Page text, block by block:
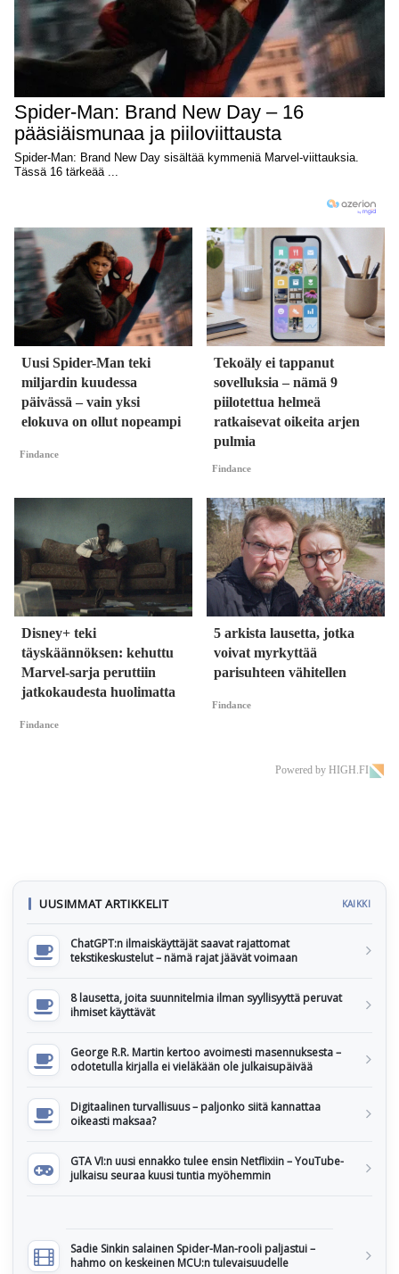
Uusi Spider-Man teki
miljardin kuudessa
päivässä – vain yksi
elokuva on ollut nopeampi
Findance
Tekoäly ei tappanut
sovelluksia – nämä 9
piilotettua helmeä
ratkaisevat oikeita arjen
pulmia
Findance
Disney+ teki
täyskäännöksen: kehuttu
Marvel-sarja peruttiin
jatkokaudesta huolimatta
Findance
5 arkista lausetta, jotka
voivat myrkyttää
parisuhteen vähitellen
Findance
Powered by HIGH.FI
UUSIMMAT ARTIKKELIT KAIKKI
ChatGPT:n ilmaiskäyttäjät saavat rajattomat
tekstikeskustelut – nämä rajat jäävät voimaan
8 lausetta, joita suunnitelmia ilman syyllisyyttä peruvat
ihmiset käyttävät
George R.R. Martin kertoo avoimesti masennuksesta –
odotetulla kirjalla ei vieläkään ole julkaisupäivää
Digitaalinen turvallisuus – paljonko siitä kannattaa
oikeasti maksaa?
GTA VI:n uusi ennakko tulee ensin Netflixiin – YouTube-
julkaisu seuraa kuusi tuntia myöhemmin
Sadie Sinkin salainen Spider-Man-rooli paljastui –
hahmo on keskeinen MCU:n tulevaisuudelle